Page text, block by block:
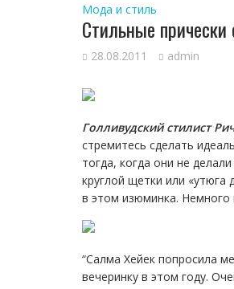
Мода и стиль
Стильные
28.08.2011 admin
Голливудский стилист
стремитесь сделать
тогда, когда они не
круглой щетки или «утюга
в этом изюминка. Немного
“Салма Хейек попросила
вечеринку в этом году.